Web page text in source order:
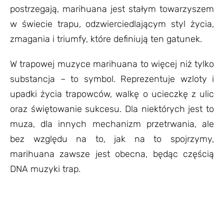
postrzegają, marihuana jest stałym towarzyszem
w świecie trapu, odzwierciedlającym styl życia,
zmagania i triumfy, które definiują ten gatunek.
W trapowej muzyce marihuana to więcej niż tylko
substancja – to symbol. Reprezentuje wzloty i
upadki życia trapowców, walkę o ucieczkę z ulic
oraz świętowanie sukcesu. Dla niektórych jest to
muza, dla innych mechanizm przetrwania, ale
bez względu na to, jak na to spojrzymy,
marihuana zawsze jest obecna, będąc częścią
DNA muzyki trap.